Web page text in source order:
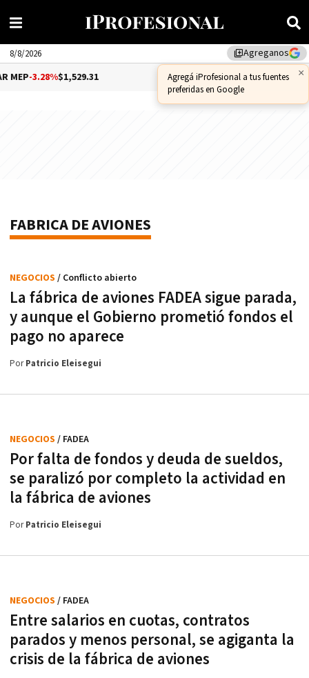
library_addAgreganos
×
Agregá iProfesional a tus fuentes
preferidas en Google
8/8/2026
-3.28%$1,529.31 DÓLAR CCL-1.25%$1,556.14
FABRICA DE AVIONES
La fábrica de aviones FADEA sigue parada,
y aunque el Gobierno prometió fondos el
pago no aparece
NEGOCIOS / Conflicto abierto
PorPatricio Eleisegui
Por falta de fondos y deuda de sueldos,
se paralizó por completo la actividad en
la fábrica de aviones
NEGOCIOS / FADEA
PorPatricio Eleisegui
Entre salarios en cuotas, contratos
parados y menos personal, se agiganta la
crisis de la fábrica de aviones
NEGOCIOS / FADEA